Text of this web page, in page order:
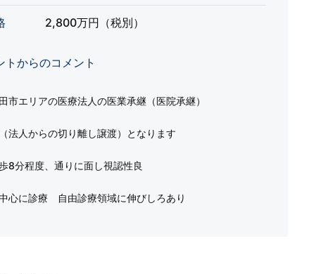
2,800万円（税別）
トからのコメント
市エリアの医療法人の医業承継（医院承継）
法人からの切り離し譲渡）となります
8分程度、通りに面し視認性良
心に診療 自由診療領域に伸びしろあり